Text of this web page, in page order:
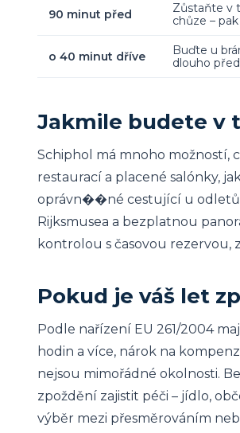
90 minut před
Zůstaňte v
chůze –
o 40 minut dříve
Buďte u
dlouho
Jakmile budete v
Schiphol má mnoho možností,
restaurací a placené salónky,
oprávn��né cestující u odletů
Rijksmusea a bezplatnou
kontrolou s časovou rezervou,
Pokud je váš let
Podle nařízení EU 261/2004
hodin a více, nárok na
nejsou mimořádné okolnosti.
zpoždění zajistit péči – jídlo,
výběr mezi přesměrováním